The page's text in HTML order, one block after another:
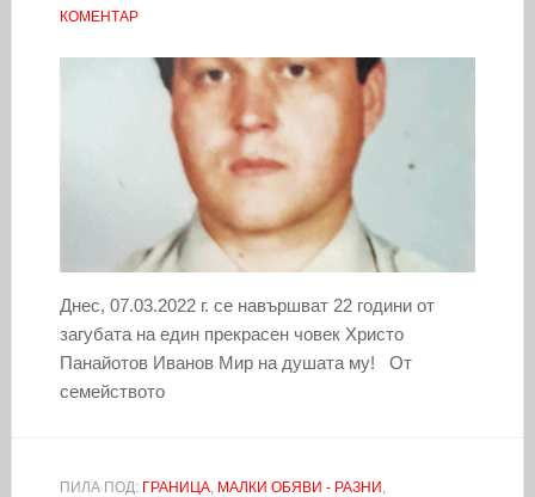
КОМЕНТАР
Днес, 07.03.2022 г. се навършват 22 години от
загубата на един прекрасен човек Христо
Панайотов Иванов Мир на душата му! От
семейството
ПИЛА ПОД: ГРАНИЦА, МАЛКИ ОБЯВИ - РАЗНИ ,